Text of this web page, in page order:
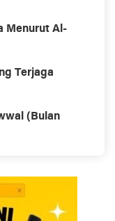
Menurut Al-
Terjaga
(Bulan